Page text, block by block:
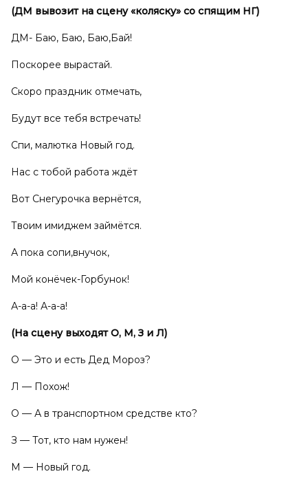
(ДМ вывозит на сцену «коляску» со спящим НГ)
ДМ- Баю, Баю, Баю,Бай!
Поскорее вырастай.
Скоро праздник отмечать,
Будут все тебя встречать!
Спи, малютка Новый год.
Нас с тобой работа ждёт
Вот Снегурочка вернётся,
Твоим имиджем займётся.
А пока сопи,внучок,
Мой конёчек-Горбунок!
А-а-а! А-а-а!
(На сцену выходят О, М, З и Л)
О — Это и есть Дед Мороз?
Л — Похож!
О — А в транспортном средстве кто?
З — Тот, кто нам нужен!
М — Новый год.